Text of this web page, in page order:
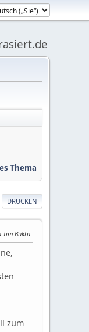
Thema
DRUCKEN
Tim Buktu
zum